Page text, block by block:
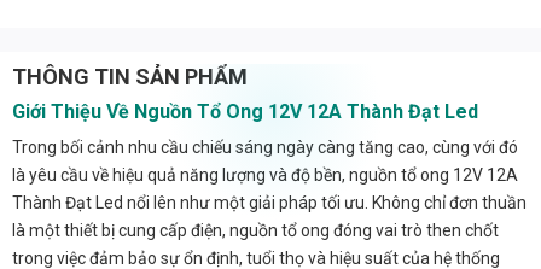
THÔNG TIN SẢN PHẨM
Giới Thiệu Về Nguồn Tổ Ong 12V 12A Thành Đạt Led
Trong bối cảnh nhu cầu chiếu sáng ngày càng tăng cao, cùng với đó
là yêu cầu về hiệu quả năng lượng và độ bền, nguồn tổ ong 12V 12A
Thành Đạt Led nổi lên như một giải pháp tối ưu. Không chỉ đơn thuần
là một thiết bị cung cấp điện, nguồn tổ ong đóng vai trò then chốt
trong việc đảm bảo sự ổn định, tuổi thọ và hiệu suất của hệ thống